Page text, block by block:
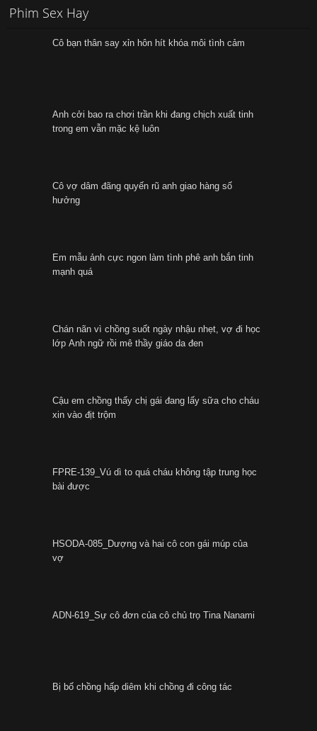
Phim Sex Hay
Cô bạn thân say xỉn hôn hít khóa môi tình cảm
Anh cởi bao ra chơi trần khi đang chịch xuất tinh
trong em vẫn mặc kệ luôn
Cô vợ dâm đãng quyến rũ anh giao hàng số
hưởng
Em mẫu ảnh cực ngon làm tình phê anh bắn tinh
mạnh quá
Chán nãn vì chồng suốt ngày nhậu nhẹt, vợ đi học
lớp Anh ngữ rồi mê thầy giáo da đen
Cậu em chồng thấy chị gái đang lấy sữa cho cháu
xin vào địt trộm
FPRE-139_Vú dì to quá cháu không tập trung học
bài được
HSODA-085_Dượng và hai cô con gái múp của
vợ
ADN-619_Sự cô đơn của cô chủ trọ Tina Nanami
Bị bố chồng hấp diêm khi chồng đi công tác